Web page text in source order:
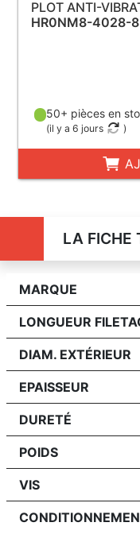
PLOT ANTI-
HR0NM8-4028-8
50+ pièces en
(il y a 6 jours )
LA FICHE
MARQUE
LONGUEUR
DIAM. EXTÉRIEUR
EPAISSEUR
DURETÉ
POIDS
VIS